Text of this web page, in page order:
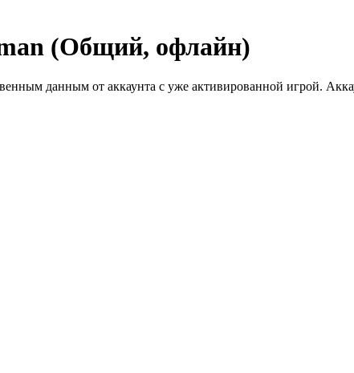
(Общий, офлайн)
данным от аккаунта с уже активированной игрой.